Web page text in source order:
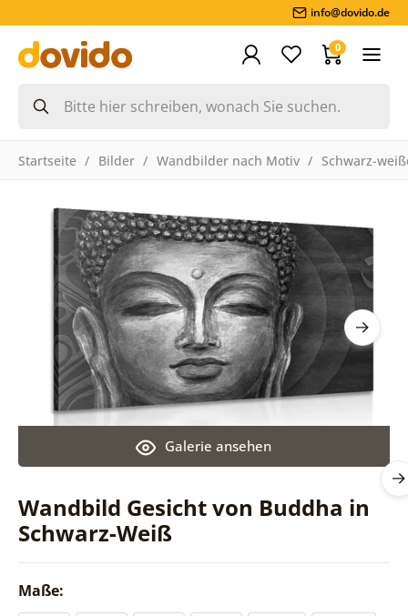
info@dovido.de
0
Startseite Bilder Wandbilder nach Motiv Schwarz-
Wandbild Gesicht von Buddha in
Schwarz-Weiß
Galerie ansehen
Maße: